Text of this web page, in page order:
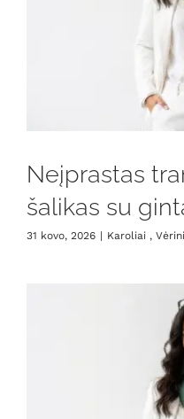
Neįprastas
šalikas su
31 kovo, 2026 | Karoliai ,